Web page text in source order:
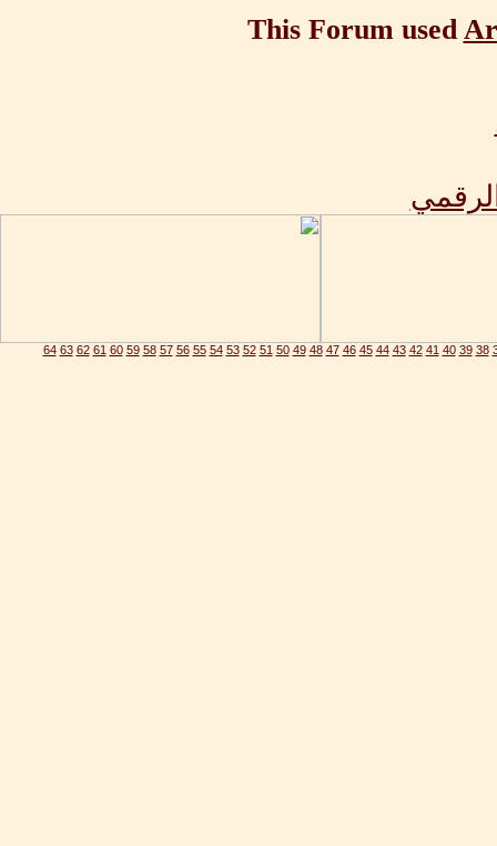
This Forum used
38
39
40
41
42
43
44
45
46
47
48
49
50
51
52
53
54
55
56
57
58
59
60
61
62
63
64